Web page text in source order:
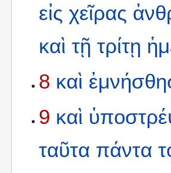
εἰς χεῖρας
καὶ τῇ τρίτῃ
8 καὶ
9 καὶ
ταῦτα πάντα